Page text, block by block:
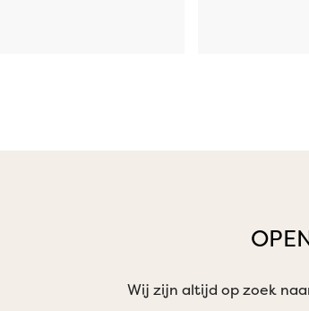
Wij zijn altijd op zoek